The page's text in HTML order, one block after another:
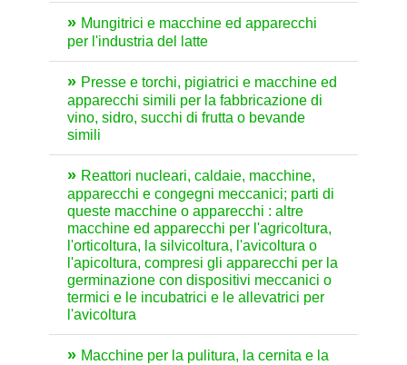
Mungitrici e macchine ed apparecchi
per l'industria del latte
Presse e torchi, pigiatrici e macchine ed
apparecchi simili per la fabbricazione di
vino, sidro, succhi di frutta o bevande
simili
Reattori nucleari, caldaie, macchine,
apparecchi e congegni meccanici; parti di
queste macchine o apparecchi : altre
macchine ed apparecchi per l'agricoltura,
l'orticoltura, la silvicoltura, l'avicoltura o
l'apicoltura, compresi gli apparecchi per la
germinazione con dispositivi meccanici o
termici e le incubatrici e le allevatrici per
l'avicoltura
Macchine per la pulitura, la cernita e la